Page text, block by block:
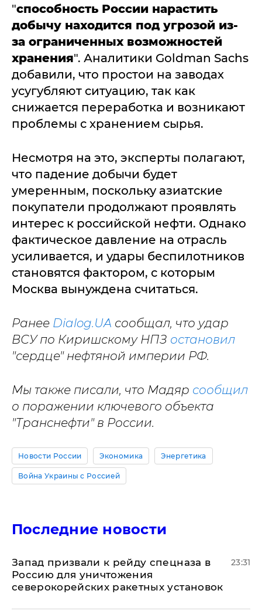
"способность России нарастить
добычу находится под угрозой из-
за ограниченных возможностей
хранения". Аналитики Goldman Sachs
добавили, что простои на заводах
усугубляют ситуацию, так как
снижается переработка и возникают
проблемы с хранением сырья.
Несмотря на это, эксперты полагают,
что падение добычи будет
умеренным, поскольку азиатские
покупатели продолжают проявлять
интерес к российской нефти. Однако
фактическое давление на отрасль
усиливается, и удары беспилотников
становятся фактором, с которым
Москва вынуждена считаться.
Ранее Dialog.UA сообщал, что удар
ВСУ по Киришскому НПЗ остановил
"сердце" нефтяной империи РФ.
Мы также писали, что Мадяр сообщил
о поражении ключевого объекта
"Транснефти" в России.
Новости России Экономика Энергетика
Война Украины с Россией
Последние новости
Запад призвали к рейду спецназа в
Россию для уничтожения
северокорейских ракетных установок
23:31